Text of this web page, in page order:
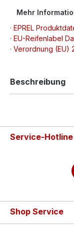
Mehr
· EPREL
· EU-Reifenlabel
· Verordnung (EU)
Beschreibung
Service-Hotline
Shop Service